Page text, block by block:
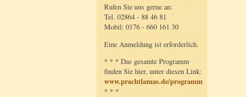
Rufen Sie uns gerne an:
Tel. 02864 - 88 46 81
Mobil: 0176 - 660 161 30
Eine Anmeldung ist erforderlich.
* * * Das gesamte Programm
finden Sie hier, unter diesen Link:
www.prachtlamas.de/programm
* * *